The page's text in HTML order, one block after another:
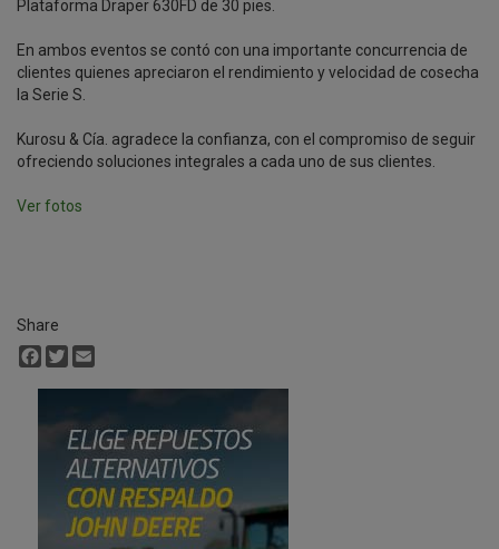
Plataforma Draper 630FD de 30 pies.
En ambos eventos se contó con una importante concurrencia de
clientes quienes apreciaron el rendimiento y velocidad de cosecha
la Serie S.
Kurosu & Cía. agradece la confianza, con el compromiso de seguir
ofreciendo soluciones integrales a cada uno de sus clientes.
Ver fotos
Share
Facebook
Twitter